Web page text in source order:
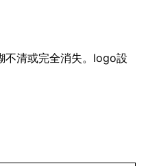
不清或完全消失。logo設